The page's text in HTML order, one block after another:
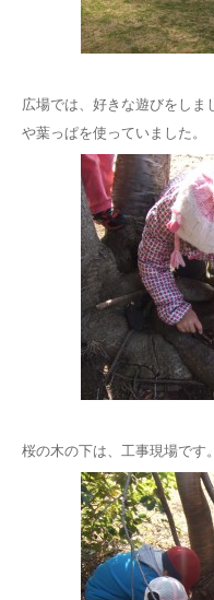
広場では、好きな遊びをしま
や葉っぱを使っていました。
桜の木の下は、工事現場です